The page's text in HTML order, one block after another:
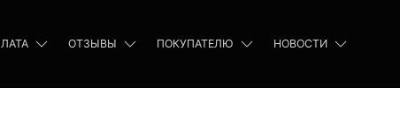
ОТЗЫВЫ ПОКУПАТЕЛЮ НОВОСТИ